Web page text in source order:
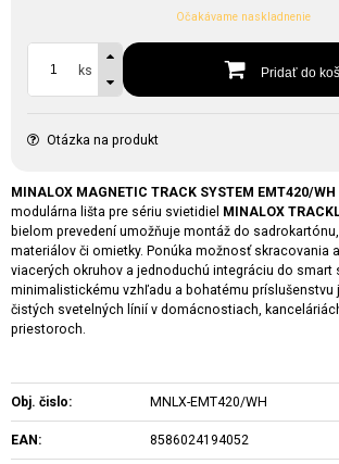
Očakávame naskladnenie
ks Pridať do
Otázka na produkt
MINALOX MAGNETIC TRACK SYSTEM EMT420/WH
modulárna lišta pre sériu svietidiel MINALOX
bielom prevedení umožňuje montáž do
materiálov či omietky. Ponúka možnosť skracovania
viacerých okruhov a jednoduchú integráciu do smart
minimalistickému vzhľadu a bohatému príslušenstvu
čistých svetelných línií v domácnostiach,
priestoroch.
Obj. čislo: MNLX-EMT420/WH
EAN: 8586024194052